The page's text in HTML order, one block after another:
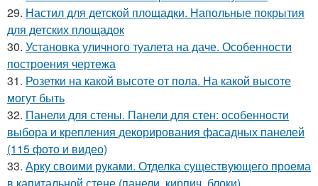
29. Настил для детской площадки. Напольные покрытия
для детских площадок
30. Установка уличного туалета на даче. Особенности
построения чертежа
31. Розетки на какой высоте от пола. На какой высоте
могут быть
32. Панели для стены. Панели для стен: особенности
выбора и крепления декорирования фасадных панелей
(115 фото и видео)
33. Арку своими руками. Отделка существующего проема